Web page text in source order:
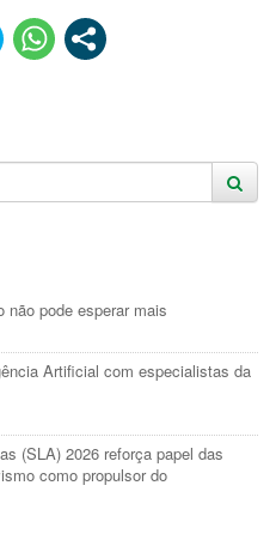
não pode esperar mais
Artificial com especialistas da
(SLA) 2026 reforça papel das
como propulsor do